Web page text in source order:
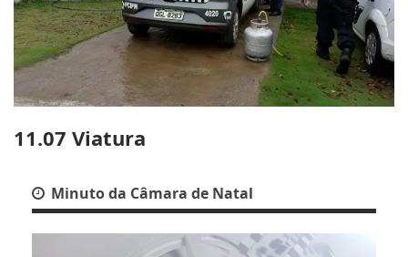
11.07 Viatura
Minuto da Câmara de Natal